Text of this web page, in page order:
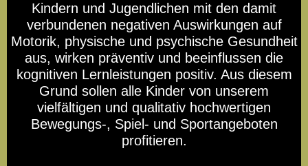
-Not Only Selfdefence-
Survival Training
Kindern und Jugendlichen mit den damit
verbundenen negativen Auswirkungen auf
Motorik, physische und psychische Gesundheit
aus, wirken präventiv und beeinflussen die
kognitiven Lernleistungen positiv. Aus diesem
Grund sollen alle Kinder von unserem
vielfältigen und qualitativ hochwertigen
Bewegungs-, Spiel- und Sportangeboten
profitieren.